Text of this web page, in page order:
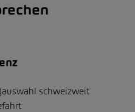
schweizweit